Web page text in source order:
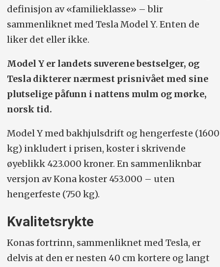
definisjon av «familieklasse» – blir
sammenliknet med Tesla Model Y. Enten de
liker det eller ikke.
Model Y er landets suverene bestselger, og
Tesla dikterer nærmest prisnivået med sine
plutselige påfunn i nattens mulm og mørke,
norsk tid.
Model Y med bakhjulsdrift og hengerfeste (1600
kg) inkludert i prisen, koster i skrivende
øyeblikk 423.000 kroner. En sammenliknbar
versjon av Kona koster 453.000 – uten
hengerfeste (750 kg).
Kvalitetsrykte
Konas fortrinn, sammenliknet med Tesla, er
delvis at den er nesten 40 cm kortere og langt